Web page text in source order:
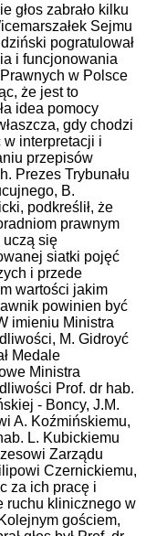
głos zabrało kilku
Sejmu
pogratulował
i funcjonowania
w Polsce
że jest to
idea pomocy
gdy chodzi
w interpretacji i
przepisów
Prezes Trybunału
B.
podkreślił, że
prawnym
uczą się
siatki pojęć
i przede
wartości jakim
powinien być
imieniu Ministra
M. Gidroyć
Medale
Ministra
Prof. dr hab.
- Boncy, J.M.
A. Koźmińskiemu,
L. Kubickiemu
Zarządu
Czernickiemu,
za ich pracę i
ruchu klinicznego w
gościem,